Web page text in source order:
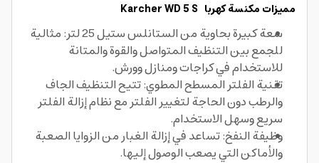
مميزات مكنسة كهربا Karcher WD 5 S
سعة كبيرة بحاوية من الستانلس ستيل 25 لتر: مثالية
للجمع بين التنظيف المتواصل والقوة والمتانة
للاستخدام في كراجات ومنازل وورش.
تقنية الفلتر المسطح المطوي: تتيح التنظيف الجاف
والرطب دون الحاجة لتغيير الفلتر مع نظام إزالة الفلتر
سريع وسهل الاستخدام.
وظيفة النفخ: تساعد في إزالة الغبار من الزوايا الصعبة
والأماكن التي يصعب الوصول إليها.